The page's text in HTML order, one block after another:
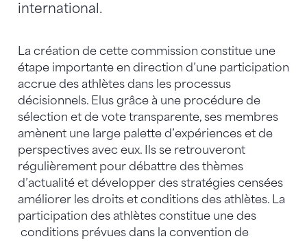
international.
La création de cette commission constitue une
étape importante en direction d’une participation
accrue des athlètes dans les processus
décisionnels. Elus grâce à une procédure de
sélection et de vote transparente, ses membres
amènent une large palette d’expériences et de
perspectives avec eux. Ils se retrouveront
régulièrement pour débattre des thèmes
d’actualité et développer des stratégies censées
améliorer les droits et conditions des athlètes. La
participation des athlètes constitue une des
conditions prévues dans la convention de